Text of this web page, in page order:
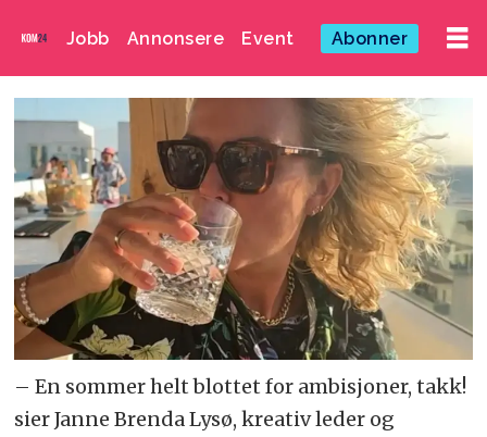
Jobb Annonsere Event Abonner
– En sommer helt blottet for ambisjoner, takk!
sier Janne Brenda Lysø, kreativ leder og